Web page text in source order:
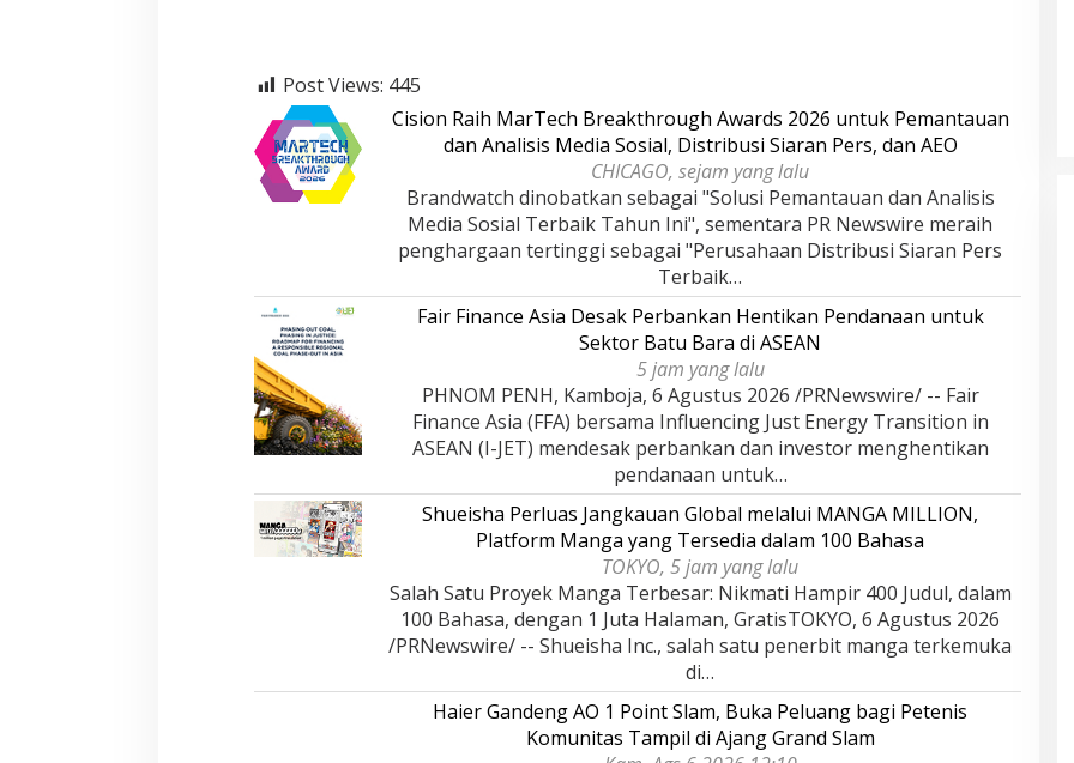
Post Views: 445
Cision Raih MarTech Breakthrough Awards 2026 untuk Pemantauan
dan Analisis Media Sosial, Distribusi Siaran Pers, dan AEO
CHICAGO, sejam yang lalu
Brandwatch dinobatkan sebagai "Solusi Pemantauan dan Analisis
Media Sosial Terbaik Tahun Ini", sementara PR Newswire meraih
penghargaan tertinggi sebagai "Perusahaan Distribusi Siaran Pers
Terbaik…
Fair Finance Asia Desak Perbankan Hentikan Pendanaan untuk
Sektor Batu Bara di ASEAN
5 jam yang lalu
PHNOM PENH, Kamboja, 6 Agustus 2026 /PRNewswire/ -- Fair
Finance Asia (FFA) bersama Influencing Just Energy Transition in
ASEAN (I-JET) mendesak perbankan dan investor menghentikan
pendanaan untuk…
Shueisha Perluas Jangkauan Global melalui MANGA MILLION,
Platform Manga yang Tersedia dalam 100 Bahasa
TOKYO, 5 jam yang lalu
Salah Satu Proyek Manga Terbesar: Nikmati Hampir 400 Judul, dalam
100 Bahasa, dengan 1 Juta Halaman, GratisTOKYO, 6 Agustus 2026
/PRNewswire/ -- Shueisha Inc., salah satu penerbit manga terkemuka
di…
Haier Gandeng AO 1 Point Slam, Buka Peluang bagi Petenis
Komunitas Tampil di Ajang Grand Slam
6 Januari, 2026
Paling Efektif di Indonesia Tahun
2025
NASIONAL, OPINI DAN ARTIKEL, PEMERINTAHAN,